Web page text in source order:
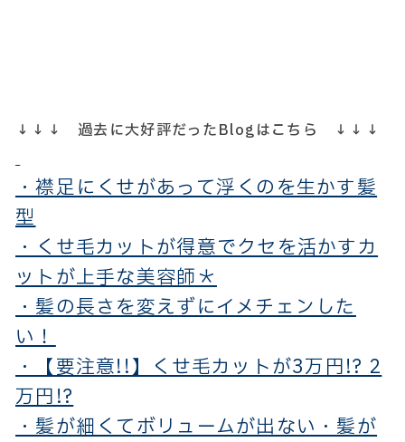
↓↓↓ 過去に大好評だったBlogはこちら ↓↓↓
・襟足にくせがあって浮くのを生かす髪
型
・くせ毛カットが得意でクセを活かすカ
ットが上手な美容師＊
・髪の長さを変えずにイメチェンした
い！
・【要注意!!】くせ毛カットが3万円!? 2
万円!?
・髪が細くてボリュームが出ない・髪が